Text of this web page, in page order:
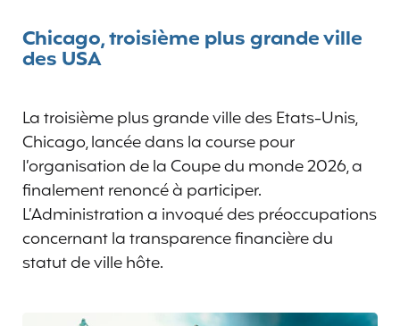
Chicago, troisième plus grande ville
des USA
La troisième plus grande ville des Etats-Unis,
Chicago, lancée dans la course pour
l’organisation de la Coupe du monde 2026, a
finalement renoncé à participer.
L’Administration a invoqué des préoccupations
concernant la transparence financière du
statut de ville hôte.